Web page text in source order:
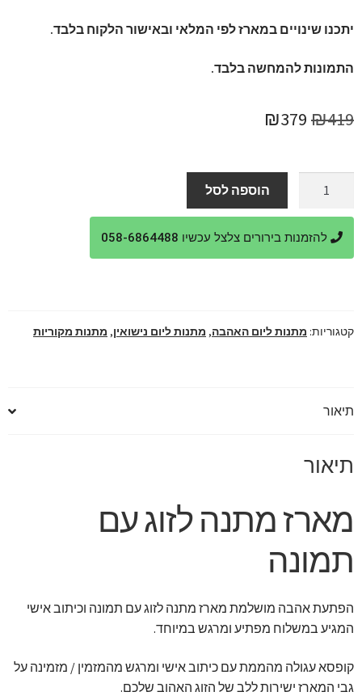
יתכנו שינויים במארז לפי המלאי ובאישור הלקוח בלבד.
התמונות להמחשה בלבד.
₪419
המחיר
היה:
₪419.
₪379
הוא:
₪379.
מארז
מתנה
לזוג
אישי
הוספה לסל
להזמנות בירורים צלצל עכשיו 058-6864488
קטגוריות: מתנות ליום האהבה, מתנות ליום נישואין, מתנות מקוריות
תיאור
תיאור
מארז מתנה לזוג עם
תמונה
הפתעת אהבה מושלמת מארז מתנה לזוג עם תמונה וכיתוב אישי
המגיע במשלוח מפתיע ומרגש במיוחד.
קופסא עגולה מהממת עם כיתוב אישי ומרגש מהמזמין / מזמינה על
גבי המארז ישירות ללב של הזוג האהוב שלכם.